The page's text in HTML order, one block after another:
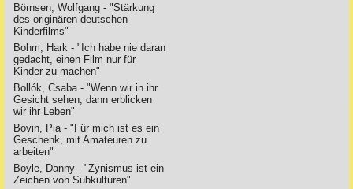
Börnsen, Wolfgang - "Stärkung
des originären deutschen
Kinderfilms"
Bohm, Hark - "Ich habe nie daran
gedacht, einen Film nur für
Kinder zu machen"
Bollók, Csaba - "Wenn wir in ihr
Gesicht sehen, dann erblicken
wir ihr Leben"
Bovin, Pia - "Für mich ist es ein
Geschenk, mit Amateuren zu
arbeiten"
Boyle, Danny - "Zynismus ist ein
Zeichen von Subkulturen"